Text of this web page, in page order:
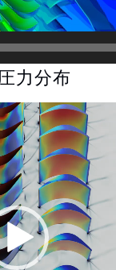
力分布